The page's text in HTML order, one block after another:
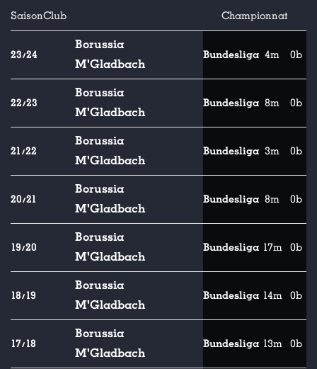
SaisonClub Championnat
23/24
Borussia
M'Gladbach
Bundesliga 4m 0b
22/23
Borussia
M'Gladbach
Bundesliga 8m 0b
21/22
Borussia
M'Gladbach
Bundesliga 3m 0b
20/21
Borussia
M'Gladbach
Bundesliga 8m 0b
19/20
Borussia
M'Gladbach
Bundesliga 17m 0b
18/19
Borussia
M'Gladbach
Bundesliga 14m 0b
17/18
Borussia
M'Gladbach
Bundesliga 13m 0b